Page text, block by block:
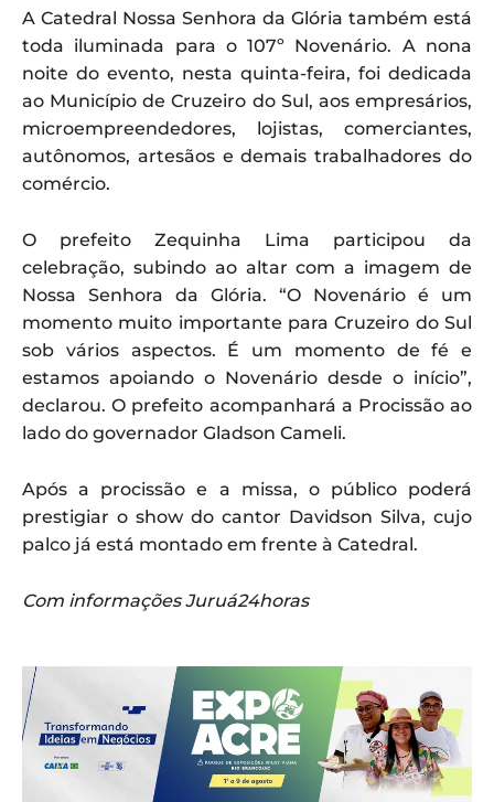
A Catedral Nossa Senhora da Glória também está
toda iluminada para o 107º Novenário. A nona
noite do evento, nesta quinta-feira, foi dedicada
ao Município de Cruzeiro do Sul, aos empresários,
microempreendedores, lojistas, comerciantes,
autônomos, artesãos e demais trabalhadores do
comércio.
O prefeito Zequinha Lima participou da
celebração, subindo ao altar com a imagem de
Nossa Senhora da Glória. “O Novenário é um
momento muito importante para Cruzeiro do Sul
sob vários aspectos. É um momento de fé e
estamos apoiando o Novenário desde o início”,
declarou. O prefeito acompanhará a Procissão ao
lado do governador Gladson Cameli.
Após a procissão e a missa, o público poderá
prestigiar o show do cantor Davidson Silva, cujo
palco já está montado em frente à Catedral.
Com informações Juruá24horas